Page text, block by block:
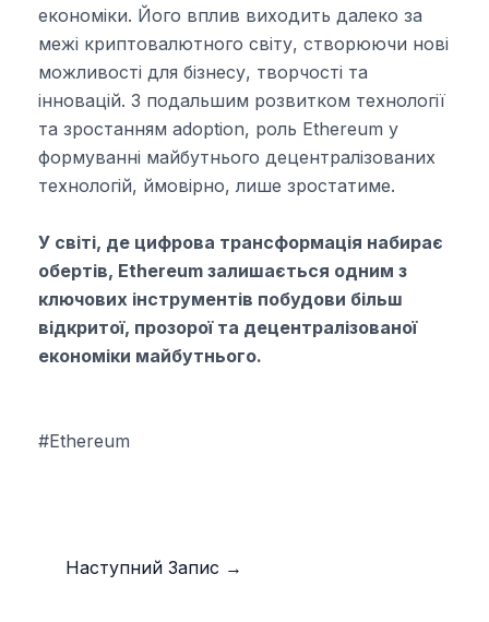
економіки. Його вплив виходить далеко за
межі криптовалютного світу, створюючи нові
можливості для бізнесу, творчості та
інновацій. З подальшим розвитком технології
та зростанням adoption, роль Ethereum у
формуванні майбутнього децентралізованих
технологій, ймовірно, лише зростатиме.
У світі, де цифрова трансформація набирає
обертів, Ethereum залишається одним з
ключових інструментів побудови більш
відкритої, прозорої та децентралізованої
економіки майбутнього.
#Ethereum
Наступний Запис →